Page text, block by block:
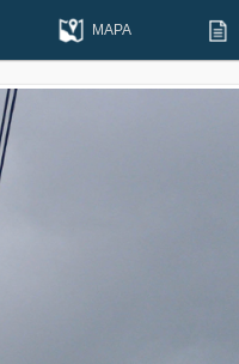
MAPA